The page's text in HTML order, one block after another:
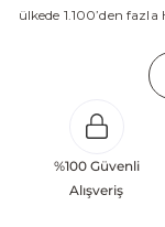
ülkede 1.100’den
yatak odası, oturma
aksesuarları dahil
koleksiyon
mobilyaları ve
geliştiren Ashley,
%100 Güvenli
Alışveriş